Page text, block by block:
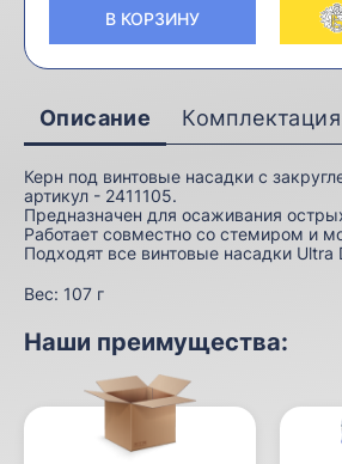
В КОРЗИНУ
Описание Комплектация
Керн под винтовые насадки с
артикул - 2411105.
Предназначен для осаживания
Работает совместно со стемиром и
Подходят все винтовые насадки Ultra
Вес: 107 г
Наши преимущества: